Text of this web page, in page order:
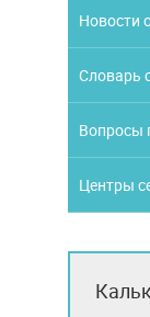
Новости
Словарь
Вопросы
Центры